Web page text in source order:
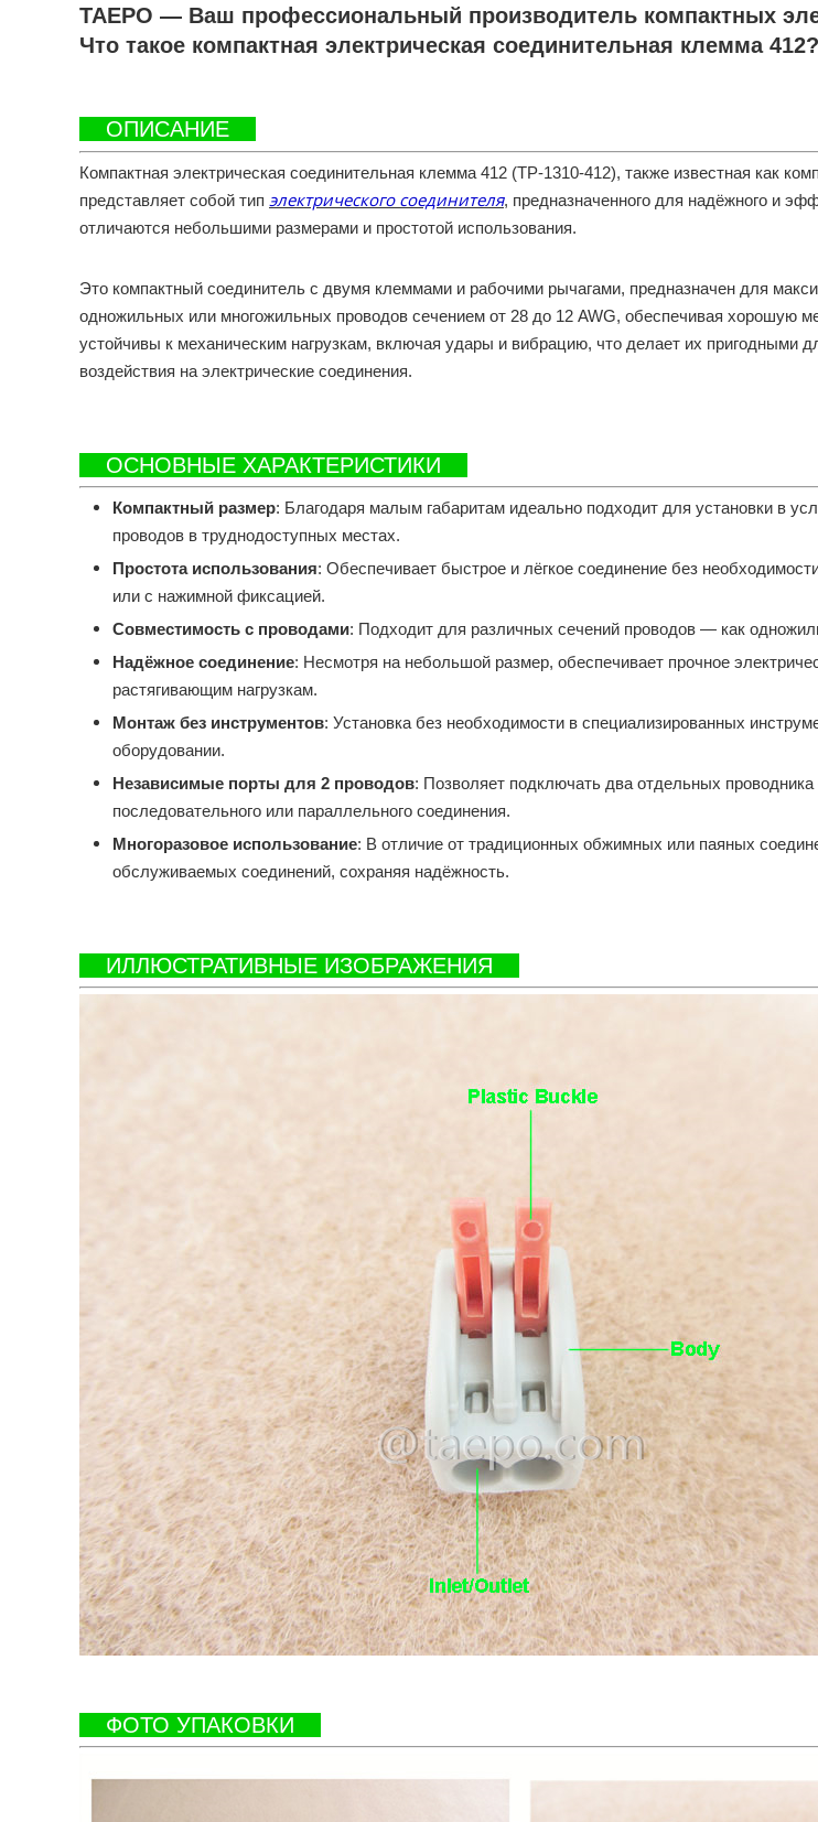
TAEPO — Ваш профессиональный производитель компактных
Что такое компактная электрическая соединительная клемма 412?
ОПИСАНИЕ
Компактная электрическая соединительная клемма 412 (TP-1310-412), также известная как
представляет собой тип электрического соединителя, предназначенного для надёжного и
отличаются небольшими размерами и простотой использования.
Это компактный соединитель с двумя клеммами и рабочими рычагами, предназначен для
одножильных или многожильных проводов сечением от 28 до 12 AWG, обеспечивая хорошую
устойчивы к механическим нагрузкам, включая удары и вибрацию, что делает их пригодными
воздействия на электрические соединения.
ОСНОВНЫЕ ХАРАКТЕРИСТИКИ
Компактный размер: Благодаря малым габаритам идеально подходит для установки в
проводов в труднодоступных местах.
Простота использования: Обеспечивает быстрое и лёгкое соединение без
или с нажимной фиксацией.
Совместимость с проводами: Подходит для различных сечений проводов — как
Надёжное соединение: Несмотря на небольшой размер, обеспечивает прочное
растягивающим нагрузкам.
Монтаж без инструментов: Установка без необходимости в специализированных
оборудовании.
Независимые порты для 2 проводов: Позволяет подключать два отдельных
последовательного или параллельного соединения.
Многоразовое использование: В отличие от традиционных обжимных или паяных
обслуживаемых соединений, сохраняя надёжность.
ИЛЛЮСТРАТИВНЫЕ ИЗОБРАЖЕНИЯ
ФОТО УПАКОВКИ